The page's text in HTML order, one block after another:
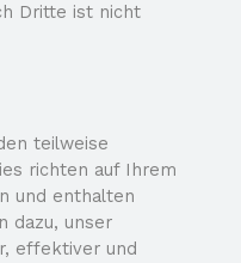
Dritte ist nicht
teilweise
richten auf Ihrem
und enthalten
dazu, unser
effektiver und